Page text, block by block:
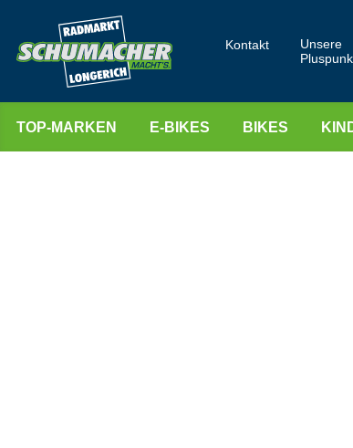
Kontakt
Unsere
TOP-MARKEN E-BIKES BIKES